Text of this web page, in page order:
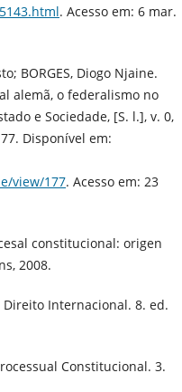
. Acesso em: 6 mar.
BORGES, Diogo Njaine.
alemã, o federalismo no
e Sociedade, [S. l.], v. 0,
Disponível em:
view/177. Acesso em: 23
constitucional: origen
2008.
Direito Internacional. 8. ed.
Constitucional. 3.